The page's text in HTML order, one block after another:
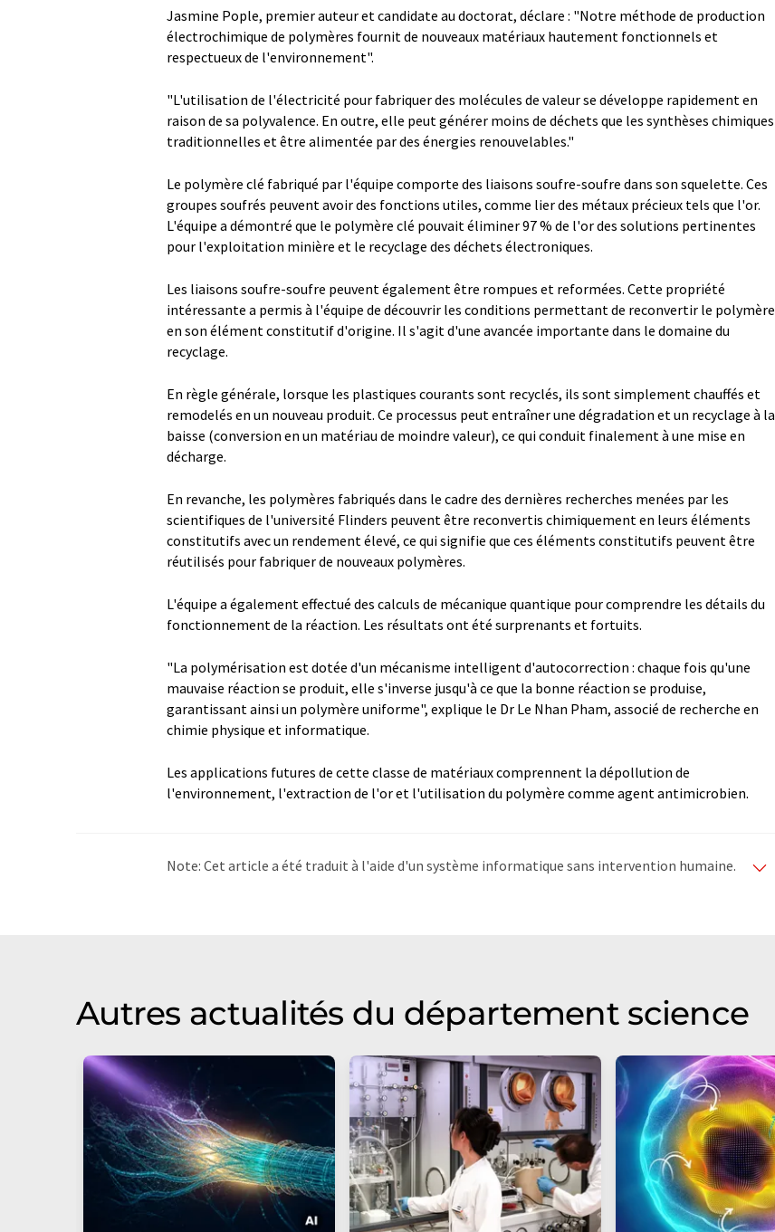
Jasmine Pople, premier auteur et candidate au doctorat, déclare : "Notre méthode de production
électrochimique de polymères fournit de nouveaux matériaux hautement fonctionnels et
respectueux de l'environnement".
"L'utilisation de l'électricité pour fabriquer des molécules de valeur se développe rapidement en
raison de sa polyvalence. En outre, elle peut générer moins de déchets que les synthèses chimiques
traditionnelles et être alimentée par des énergies renouvelables."
Le polymère clé fabriqué par l'équipe comporte des liaisons soufre-soufre dans son squelette. Ces
groupes soufrés peuvent avoir des fonctions utiles, comme lier des métaux précieux tels que l'or.
L'équipe a démontré que le polymère clé pouvait éliminer 97 % de l'or des solutions pertinentes
pour l'exploitation minière et le recyclage des déchets électroniques.
Les liaisons soufre-soufre peuvent également être rompues et reformées. Cette propriété
intéressante a permis à l'équipe de découvrir les conditions permettant de reconvertir le polymère
en son élément constitutif d'origine. Il s'agit d'une avancée importante dans le domaine du
recyclage.
En règle générale, lorsque les plastiques courants sont recyclés, ils sont simplement chauffés et
remodelés en un nouveau produit. Ce processus peut entraîner une dégradation et un recyclage à la
baisse (conversion en un matériau de moindre valeur), ce qui conduit finalement à une mise en
décharge.
En revanche, les polymères fabriqués dans le cadre des dernières recherches menées par les
scientifiques de l'université Flinders peuvent être reconvertis chimiquement en leurs éléments
constitutifs avec un rendement élevé, ce qui signifie que ces éléments constitutifs peuvent être
réutilisés pour fabriquer de nouveaux polymères.
L'équipe a également effectué des calculs de mécanique quantique pour comprendre les détails du
fonctionnement de la réaction. Les résultats ont été surprenants et fortuits.
"La polymérisation est dotée d'un mécanisme intelligent d'autocorrection : chaque fois qu'une
mauvaise réaction se produit, elle s'inverse jusqu'à ce que la bonne réaction se produise,
garantissant ainsi un polymère uniforme", explique le Dr Le Nhan Pham, associé de recherche en
chimie physique et informatique.
Les applications futures de cette classe de matériaux comprennent la dépollution de
l'environnement, l'extraction de l'or et l'utilisation du polymère comme agent antimicrobien.
Note: Cet article a été traduit à l'aide d'un système informatique sans intervention humaine.
Autres actualités du département science